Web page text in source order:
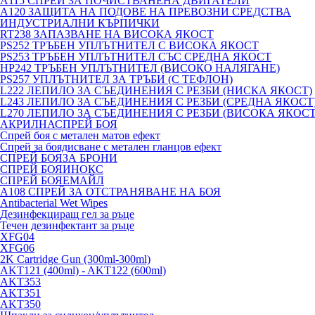
A120 ЗАЩИТА НА ПОДОВЕ НА ПРЕВОЗНИ СРЕДСТВА
ИНДУСТРИАЛНИ КЪРПИЧКИ
RT238 ЗАПАЗВАНЕ НА ВИСОКА ЯКОСТ
PS252 ТРЪБЕН УПЛЪТНИТЕЛ С ВИСОКА ЯКОСТ
PS253 ТРЪБЕН УПЛЪТНИТЕЛ СЪС СРЕДНА ЯКОСТ
HP242 ТРЪБЕН УПЛЪТНИТЕЛ (ВИСОКО НАЛЯГАНЕ)
PS257 УПЛЪТНИТЕЛ ЗА ТРЪБИ (С ТЕФЛОН)
L222 ЛЕПИЛО ЗА СЪЕДИНЕНИЯ С РЕЗБИ (НИСКА ЯКОСТ)
L243 ЛЕПИЛО ЗА СЪЕДИНЕНИЯ С РЕЗБИ (СРЕДНА
L270 ЛЕПИЛО ЗА СЪЕДИНЕНИЯ С РЕЗБИ (ВИСОКА
АКРИЛНАСПРЕЙ БОЯ
Спрей боя с метален матов ефект
Спрей за боядисване с метален гланцов ефект
СПРЕЙ БОЯЗА БРОНИ
СПРЕЙ БОЯИНОКС
СПРЕЙ БОЯЕМАЙЛ
A108 СПРЕЙ ЗА ОТСТРАНЯВАНЕ НА БОЯ
Antibacterial Wet Wipes
Дезинфекциращ гел за ръце
Течен дезинфектант за ръце
XFG04
XFG06
2K Cartridge Gun (300ml-300ml)
AKT121 (400ml) - AKT122 (600ml)
AKT353
AKT351
AKT350